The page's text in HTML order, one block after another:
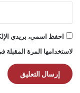
احفظ اسمي، بريدي
لاستخدامها المرة المقبلة